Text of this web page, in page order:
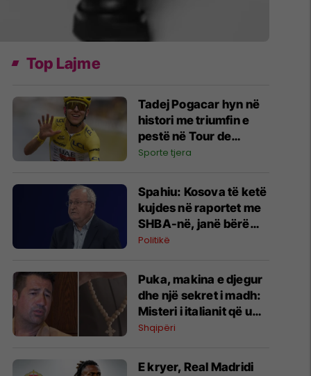
Top Lajme
Tadej Pogacar hyn në
histori me triumfin e
pestë në Tour de
France
Sporte tjera
Spahiu: Kosova të ketë
kujdes në raportet me
SHBA-në, janë bërë
gabime që kanë
Politikë
Puka, makina e djegur
dhe një sekret i madh:
Misteri i italianit që u
kthye nga “varri”
Shqipëri
E kryer, Real Madridi